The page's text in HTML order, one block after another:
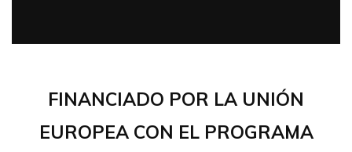
FINANCIADO POR LA UNIÓN
EUROPEA CON EL PROGRAMA